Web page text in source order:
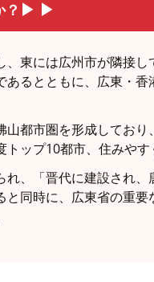
▶ ▶
東には広州市が隣接
るとともに、広東・
都市圏を形成してお
ップ10都市、住みや
、「晋代に建設され
と同時に、広東省の重